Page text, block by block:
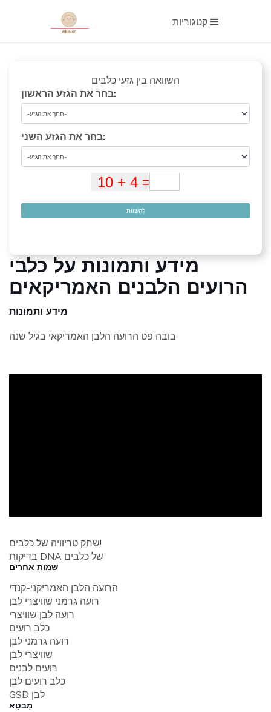
קטגוריות
השוואה בין גזעי כלבים
בחר את הגזע הראשון:
בחר את הגזע השני:
לְהַשְׁווֹת
מידע ותמונות על כלבי
הרועים הלבנים האמריקאים
מידע ותמונות
בובה פט הרועה הלבן האמריקאי בגיל שנה
שחק טריוויה של כלבים!
בדיקות DNA של כלבים
שמות אחרים
הרועה הלבן האמריקני-קנדי
רועה גרמני שוויצרי לבן
רועה לבן שוויצרי
כלב רועים
רועה גרמני לבן
שוויצרי לבן
רועים לבנים
כלב רועים לבן
GSD לבן
מִבטָא